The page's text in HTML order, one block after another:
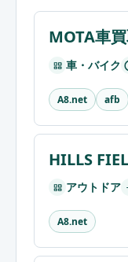
MOTA車
車・バイク
A8.net afb
HILLS
アウトドア
A8.net